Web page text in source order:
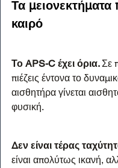
Τα μειονεκτήματα
καιρό
Το APS-C έχει όρια. Σε
πιέζεις έντονα το
αισθητήρα γίνεται
φυσική.
Δεν είναι τέρας
είναι απολύτως ικανή,